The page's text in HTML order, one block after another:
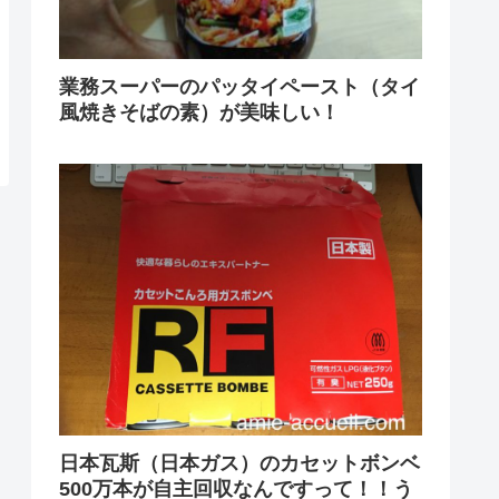
業務スーパーのパッタイペースト（タイ
風焼きそばの素）が美味しい！
日本瓦斯（日本ガス）のカセットボンベ
500万本が自主回収なんですって！！う